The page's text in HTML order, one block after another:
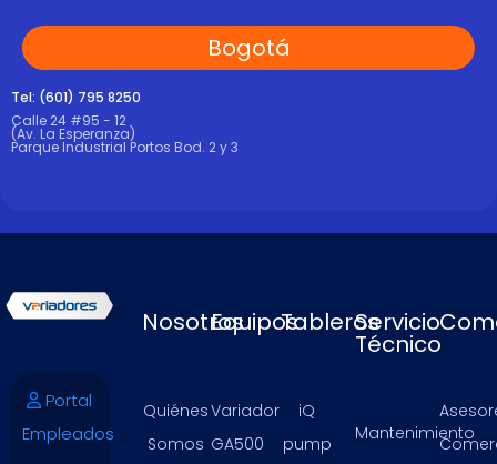
Bogotá
Tel: (601) 795 8250
Calle 24 #95 - 12
(Av. La Esperanza)
Parque Industrial Portos Bod. 2 y 3
Portal
Empleados
Nosotros
Quiénes
Somos
Equipos
Variador
GA500
Tableros
iQ
pump
Servicio
Técnico
Mantenimiento